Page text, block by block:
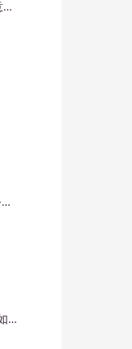
客服24小时在线服务让顾客满意度提升
在线客服系统如何提高客户服务效率？
7*24不间断服务!抖音客服系统如何通过机器人和人工提供全天候服务?